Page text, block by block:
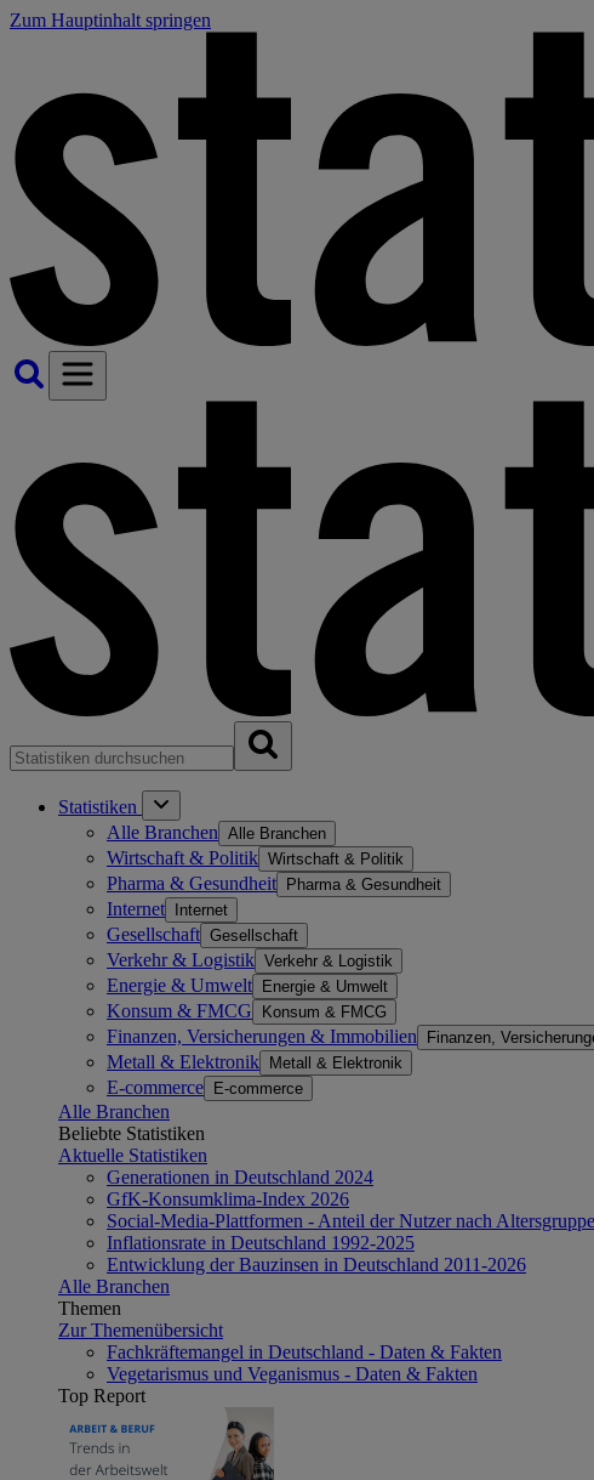
Zum Hauptinhalt springen
Statistiken
Alle Branchen Alle Branchen
Wirtschaft & Politik Wirtschaft & Politik
Pharma & Gesundheit Pharma & Gesundheit
Internet Internet
Gesellschaft Gesellschaft
Verkehr & Logistik Verkehr & Logistik
Energie & Umwelt Energie & Umwelt
Konsum & FMCG Konsum & FMCG
Finanzen, Versicherungen & Immobilien Finanzen,
Metall & Elektronik Metall & Elektronik
E-commerce E-commerce
Alle Branchen
Beliebte Statistiken
Aktuelle Statistiken
Generationen in Deutschland 2024
GfK-Konsumklima-Index 2026
Social-Media-Plattformen - Anteil der Nutzer nach
Inflationsrate in Deutschland 1992-2025
Entwicklung der Bauzinsen in Deutschland 2011-2026
Alle Branchen
Themen
Zur Themenübersicht
Fachkräftemangel in Deutschland - Daten & Fakten
Vegetarismus und Veganismus - Daten & Fakten
Top Report